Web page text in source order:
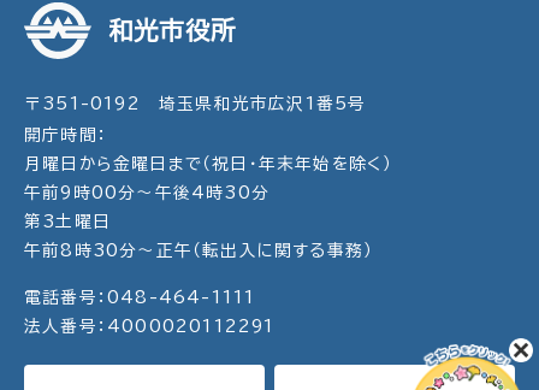
和光市役所
〒351-0192 埼玉県和光市広沢1番5号
開庁時間：
月曜日から金曜日まで（祝日・年末年始を除く）
午前9時00分～午後4時30分
第3土曜日
午前8時30分～正午（転出入に関する事務）
電話番号：048-464-1111
法人番号：4000020112291